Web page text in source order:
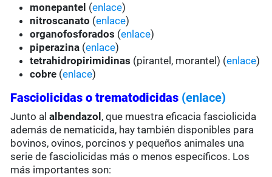
monepantel (enlace)
nitroscanato (enlace)
organofosforados (enlace)
piperazina (enlace)
tetrahidropirimidinas (pirantel, morantel) (enlace)
cobre (enlace)
Fasciolicidas o trematodicidas (enlace)
Junto alalbendazol , que muestra eficacia fasciolicida
además de nematicida, hay también disponibles para
bovinos, ovinos, porcinos y pequeños animales una
serie de fasciolicidas más o menos específicos. Los
más importantes son: